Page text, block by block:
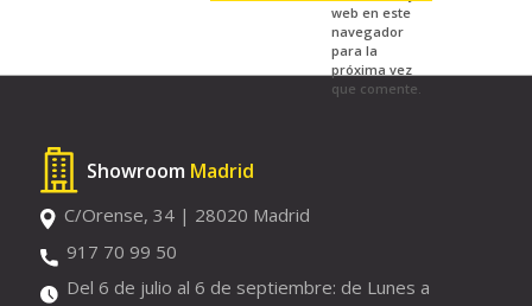
web en este
navegador
para la
próxima vez
que comente.
Showroom Madrid
C/Orense, 34 | 28020 Madrid
917 70 99 50
Del 6 de julio al 6 de septiembre: de Lunes a